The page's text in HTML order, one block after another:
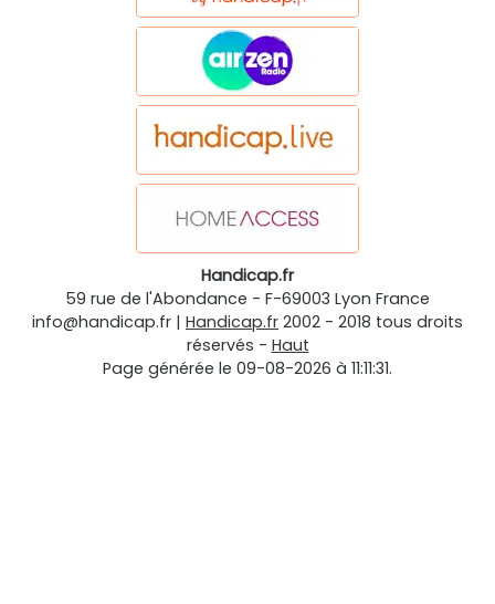
Handicap.fr
59 rue de l'Abondance - F-69003 Lyon France
info@handicap.fr | Handicap.fr 2002 - 2018 tous droits
réservés - Haut
Page générée le 09-08-2026 à 11:11:31.